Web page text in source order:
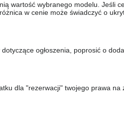
wartość wybranego modelu. Jeśli
w cenie może świadczyć o
ogłoszenia, poprosić o
dla "rezerwacji" twojego prawa na